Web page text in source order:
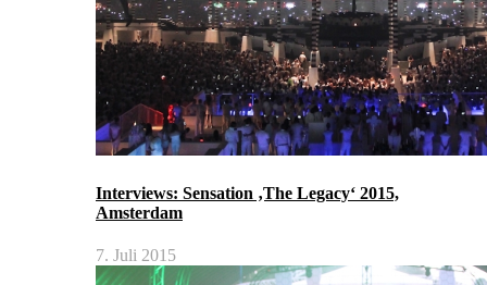
Interviews: Sensation ‚The Legacy‘ 2015,
Amsterdam
7. Juli 2015